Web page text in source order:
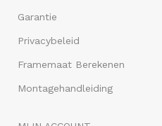
Garantie
Privacybeleid
Framemaat Berekenen
Montagehandleiding